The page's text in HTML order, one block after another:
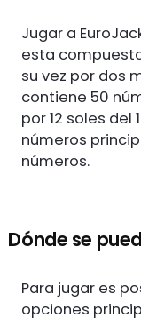
Jugar a
esta
su vez por dos
contiene 50
por 12 soles del
números
números.
Dónde se
Para jugar es
opciones